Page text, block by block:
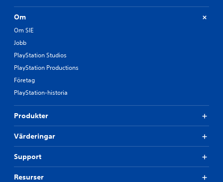
Om
Om SIE
Jobb
PlayStation Studios
PlayStation Productions
Företag
PlayStation-historia
Produkter
Värderingar
Support
Resurser